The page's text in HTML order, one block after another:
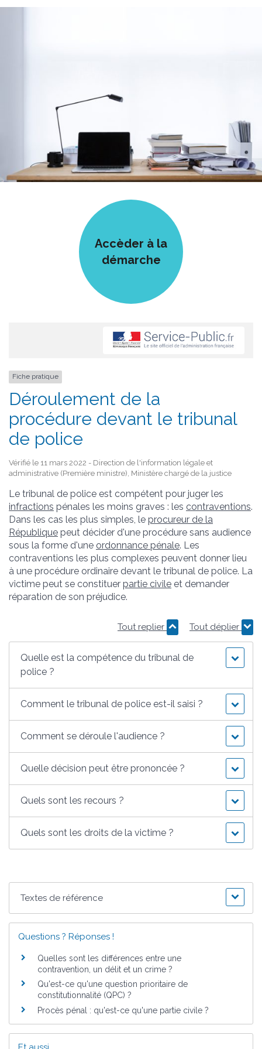
Accèder à la
démarche
Fiche pratique
Déroulement de la
procédure devant le tribunal
de police
Vérifié le 11 mars 2022 - Direction de l'information légale et
administrative (Première ministre), Ministère chargé de la justice
Le tribunal de police est compétent pour juger les
infractions pénales les moins graves : les contraventions.
Dans les cas les plus simples, le procureur de la
République peut décider d'une procédure sans audience
sous la forme d'une ordonnance pénale. Les
contraventions les plus complexes peuvent donner lieu
à une procédure ordinaire devant le tribunal de police. La
victime peut se constituer partie civile et demander
réparation de son préjudice.
Tout replier Tout déplier
Quelle est la compétence du tribunal de
police ?
Comment le tribunal de police est-il saisi ?
Comment se déroule l'audience ?
Quelle décision peut être prononcée ?
Quels sont les recours ?
Quels sont les droits de la victime ?
Textes de référence
Questions ? Réponses !
Quelles sont les différences entre une
contravention, un délit et un crime ?
Qu'est-ce qu'une question prioritaire de
constitutionnalité (QPC) ?
Procès pénal : qu'est-ce qu'une partie civile ?